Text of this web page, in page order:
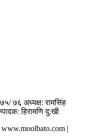
७६ अध्यक्ष: रामसिंह
हिरामणि दु:खी
|